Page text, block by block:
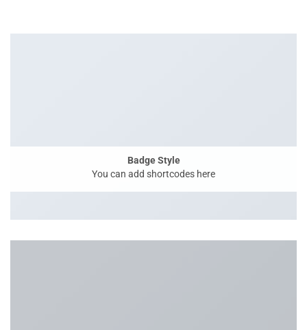
Badge Style
You can add shortcodes here